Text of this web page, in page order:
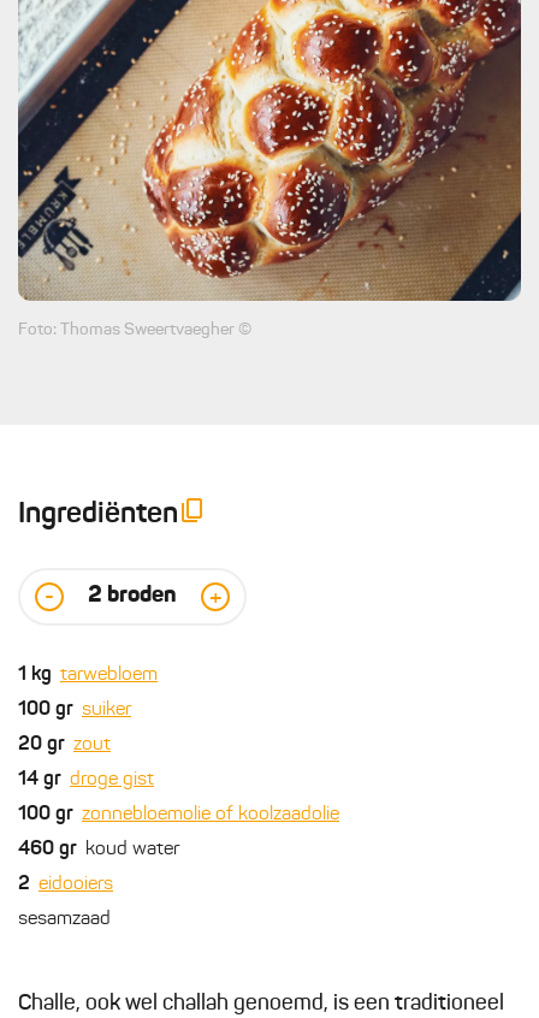
Foto: Thomas Sweertvaegher ©
Ingrediënten
- 2 broden +
1 kg tarwebloem
100 gr suiker
20 gr zout
14 gr droge gist
100 gr zonnebloemolie of koolzaadolie
460 gr koud water
2 eidooiers
sesamzaad
Challe, ook wel challah genoemd, is een traditioneel